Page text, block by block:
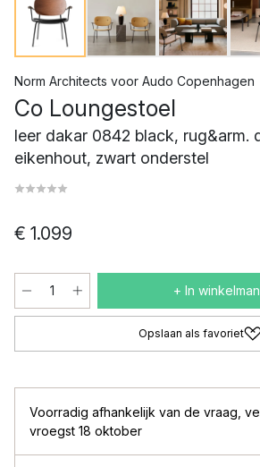
Norm Architects voor Audo Copenhagen
Co Loungestoel
leer dakar 0842 black, rug&arm.
eikenhout, zwart onderstel
€ 1.099
+ In
Opslaan als favoriet
Voorradig afhankelijk van de vraag
vroegst 18 oktober